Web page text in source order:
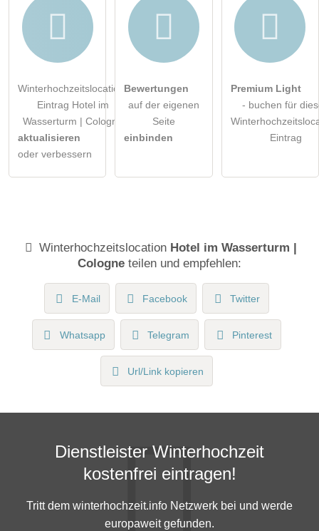
Winterhochzeitslocation-
Eintrag Hotel im
Wasserturm | Cologne
aktualisieren
oder verbessern
Bewertungen
auf der eigenen
Seite
einbinden
Premium Light
- buchen für
Eintrag
Winterhochzeitslocation Hotel im Wasserturm |
Cologne teilen und empfehlen:
E-Mail Facebook Twitter
Whatsapp Telegram Pinterest
Url/Link kopieren
Dienstleister Winterhochzeit
kostenfrei eintragen!
Tritt dem winterhochzeit.info Netzwerk bei und werde
europaweit gefunden.